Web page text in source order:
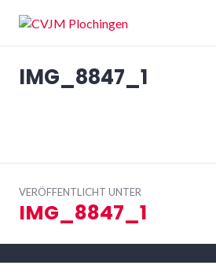
Inhalt
springen
CVJM Plochingen
IMG_8847_1
Beitrags-
Navigation
VERÖFFENTLICHT UNTER
IMG_8847_1